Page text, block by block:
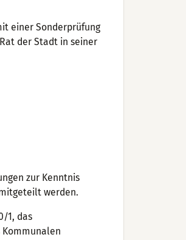
einer Sonderprüfung
der Stadt in seiner
zur Kenntnis
werden.
1, das
Kommunalen